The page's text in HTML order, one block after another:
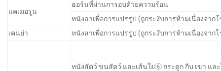
แคเมอรูน
ฮอร์นที่ผ่านการอบด้วยความร้อน
หนังลาเพื่อการแปรรูป (ถูกระงับการห้ามเนื่องจาก
เคนย่า
หนังลาเพื่อการแปรรูป (ถูกระงับการห้ามเนื่องจาก
หนังสัตว์ ขนสัตว์ และเส้นใย⑥ กระดูก กีบ เขา แล